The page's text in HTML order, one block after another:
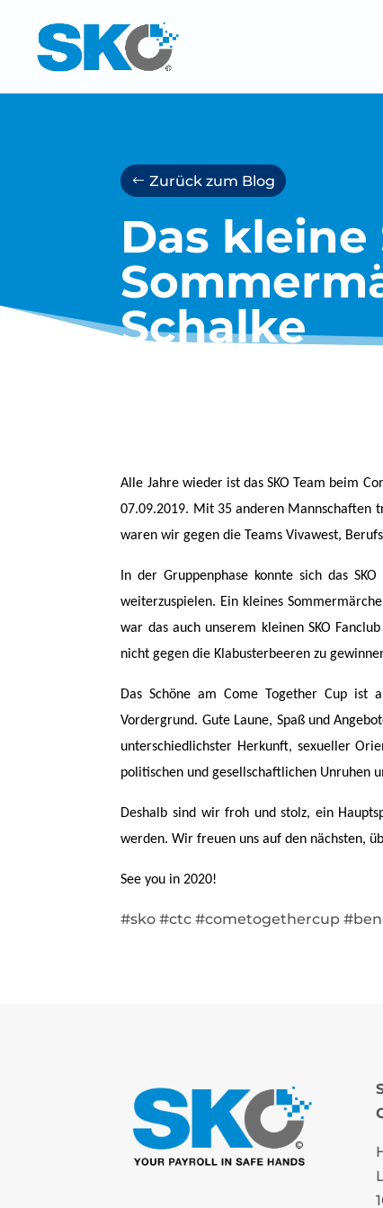
Zurück zum Blog
Das kleine
Schalke
Alle Jahre wieder ist das SKO Team beim
07.09.2019. Mit 35 anderen Mannschaften
waren wir gegen die Teams Vivawest,
In der Gruppenphase konnte sich das
weiterzuspielen. Ein kleines
war das auch unserem kleinen SKO
nicht gegen die Klabusterbeeren zu
Das Schöne am Come Together Cup ist
Vordergrund. Gute Laune, Spaß und
unterschiedlichster Herkunft, sexueller
politischen und gesellschaftlichen Unruhen
Deshalb sind wir froh und stolz, ein
werden. Wir freuen uns auf den nächsten,
See you in 2020!
#sko #ctc #cometogethercup